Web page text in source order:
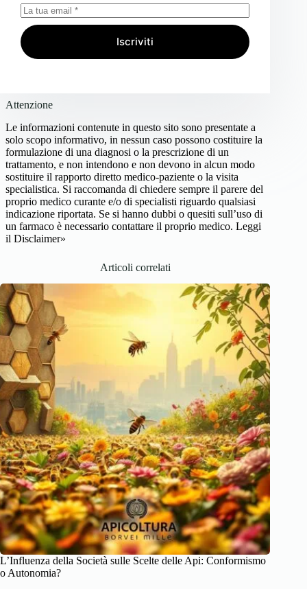
Iscriviti
Attenzione
Le informazioni contenute in questo sito sono presentate a
solo scopo informativo, in nessun caso possono costituire la
formulazione di una diagnosi o la prescrizione di un
trattamento, e non intendono e non devono in alcun modo
sostituire il rapporto diretto medico-paziente o la visita
specialistica. Si raccomanda di chiedere sempre il parere del
proprio medico curante e/o di specialisti riguardo qualsiasi
indicazione riportata. Se si hanno dubbi o quesiti sull’uso di
un farmaco è necessario contattare il proprio medico. Leggi
il Disclaimer»
Articoli correlati
L’Influenza della Società sulle Scelte delle Api: Conformismo
o Autonomia?